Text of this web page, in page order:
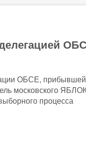
ОБСЕ,
московского
процесса